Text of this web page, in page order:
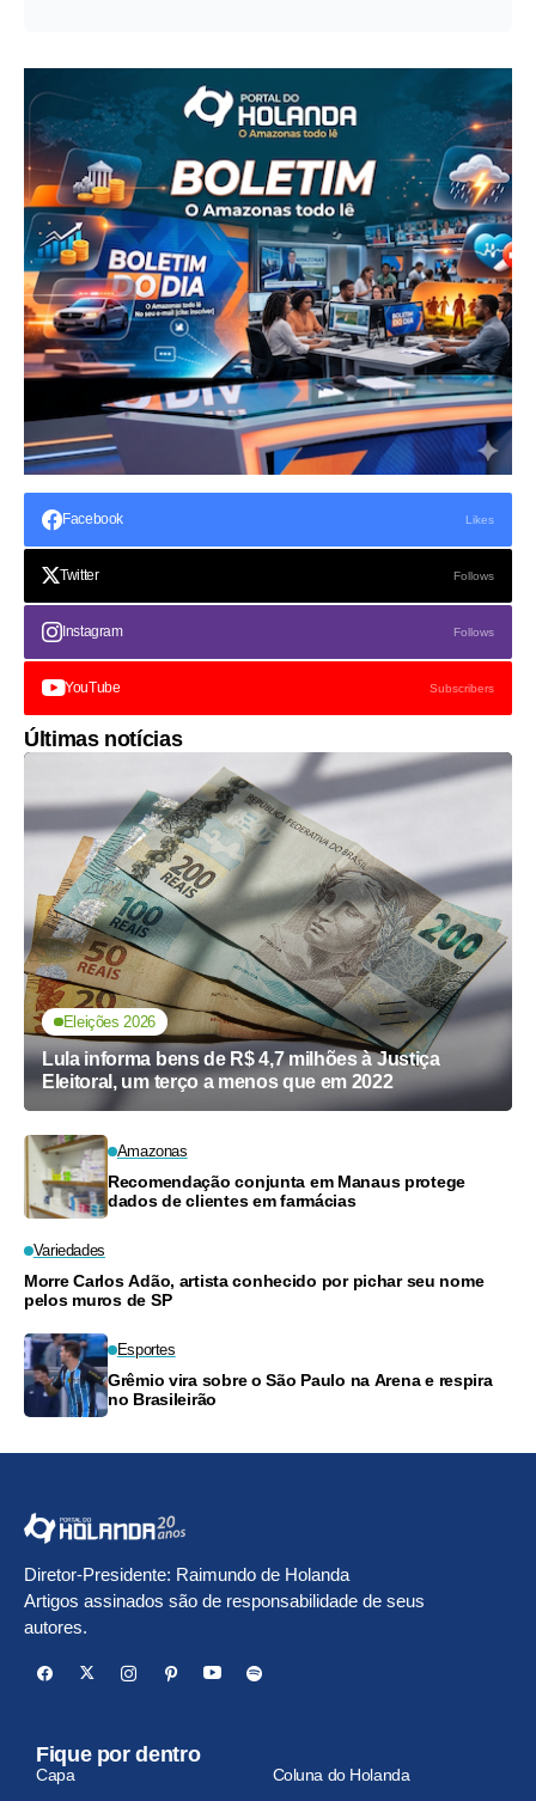
Facebook Likes
Twitter Follows
Instagram Follows
YouTube Subscribers
Últimas notícias
Eleições 2026
Lula informa bens de R$ 4,7 milhões à Justiça
Eleitoral, um terço a menos que em 2022
Amazonas
Recomendação conjunta em Manaus protege
dados de clientes em farmácias
Variedades
Morre Carlos Adão, artista conhecido por pichar seu nome
pelos muros de SP
Esportes
Grêmio vira sobre o São Paulo na Arena e respira
no Brasileirão
Diretor-Presidente: Raimundo de Holanda
Artigos assinados são de responsabilidade de seus
autores.
Fique por dentro
Capa
Coluna do Holanda